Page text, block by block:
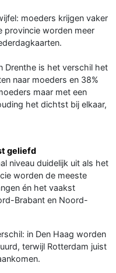
moeders krijgen vaker
provincie worden meer
Drenthe is het verschil het
naar moeders en 38%
maar met een
het dichtst bij elkaar,
geliefd
niveau duidelijk uit als het
worden de meeste
én het vaakst
Brabant en Noord-
in Den Haag worden
terwijl Rotterdam juist